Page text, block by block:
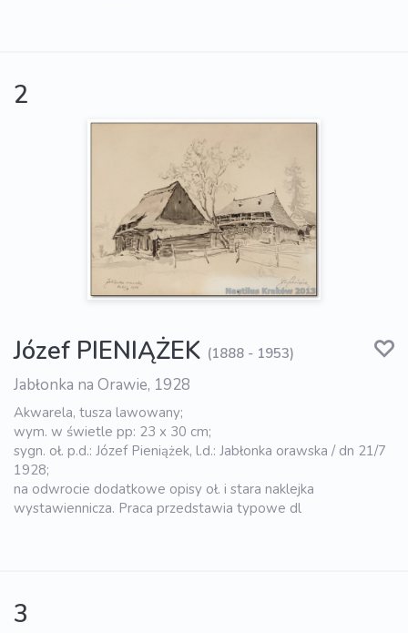
2
Józef PIENIĄŻEK (1888 - 1953)
Jabłonka na Orawie, 1928
Akwarela, tusza lawowany;
wym. w świetle pp: 23 x 30 cm;
sygn. oł. p.d.: Józef Pieniążek, l.d.: Jabłonka orawska / dn 21/7
1928;
na odwrocie dodatkowe opisy oł. i stara naklejka
wystawiennicza. Praca przedstawia typowe dl
3